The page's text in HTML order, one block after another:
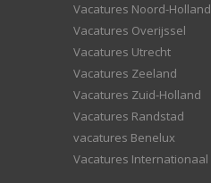
Vacatures Noord-Holland
Vacatures Overijssel
Vacatures Utrecht
Vacatures Zeeland
Vacatures Zuid-Holland
Vacatures Randstad
vacatures Benelux
Vacatures Internationaal